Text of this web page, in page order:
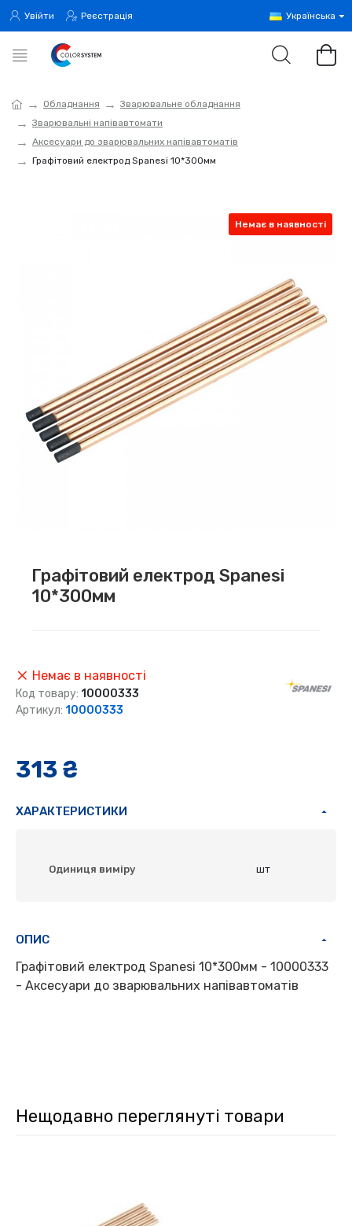
Увійти Реєстрація Українська
Обладнання
Зварювальне обладнання
Зварювальні напівавтомати
Аксесуари до зварювальних напівавтоматів
Графітовий електрод Spanesi 10*300мм
Немає в наявності
Графітовий електрод Spanesi
10*300мм
313 ₴
Немає в наявності
Код товару: 10000333
Артикул: 10000333
ХАРАКТЕРИСТИКИ
Одиниця виміру шт
ОПИС
Графітовий електрод Spanesi 10*300мм - 10000333
- Аксесуари до зварювальних напівавтоматів
Нещодавно переглянуті товари